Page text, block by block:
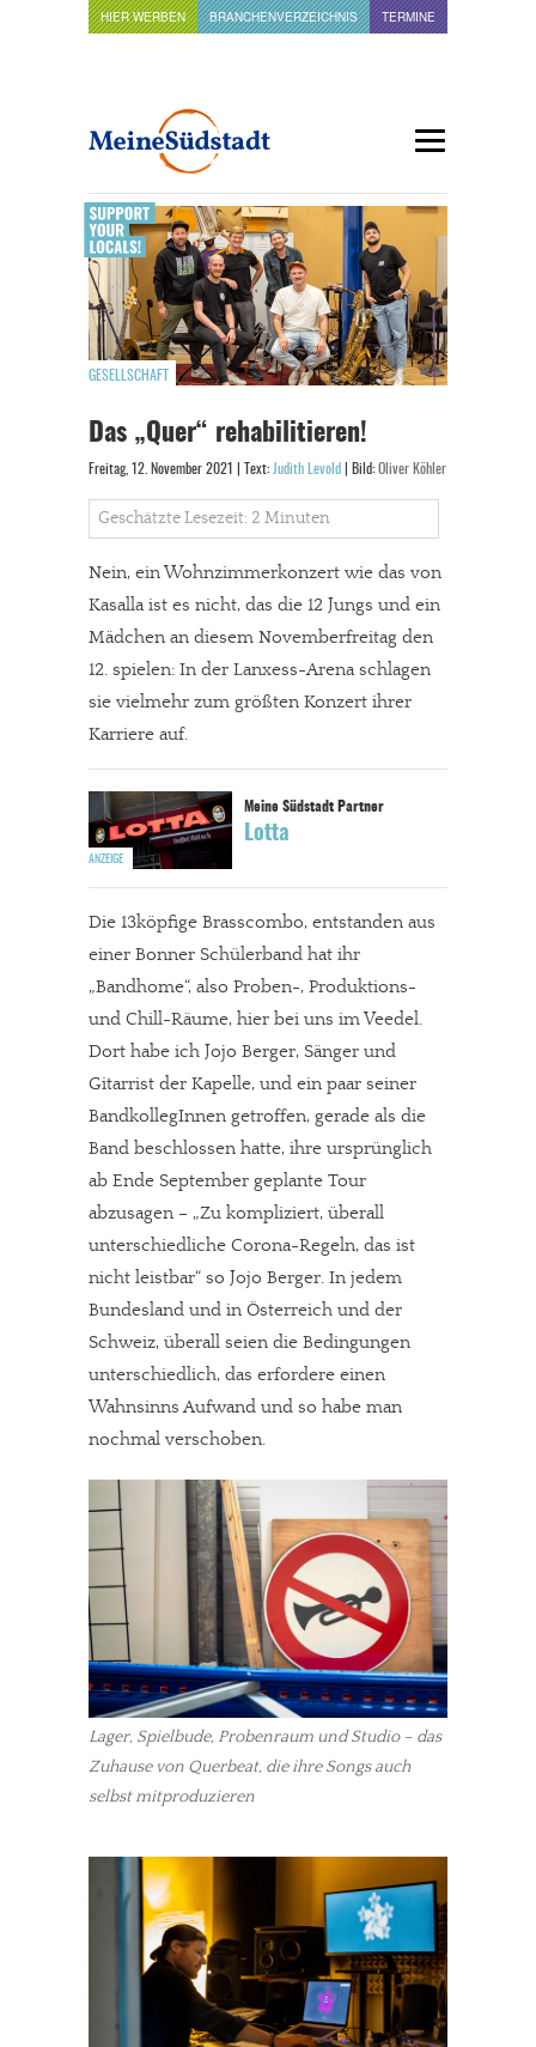
HIER WERBEN BRANCHENVERZEICHNIS TERMINE
GESELLSCHAFT
Das „Quer“ rehabilitieren!
Freitag, 12. November 2021 | Text: Judith Levold | Bild: Oliver Köhler
Geschätzte Lesezeit: 2 Minuten
Nein, ein Wohnzimmerkonzert wie das von
Kasalla ist es nicht, das die 12 Jungs und ein
Mädchen an diesem Novemberfreitag den
12. spielen: In der Lanxess-Arena schlagen
sie vielmehr zum größten Konzert ihrer
Karriere auf.
Lotta
Die 13köpfige Brasscombo, entstanden aus
einer Bonner Schülerband hat ihr
„Bandhome“, also Proben-, Produktions-
und Chill-Räume, hier bei uns im Veedel.
Dort habe ich Jojo Berger, Sänger und
Gitarrist der Kapelle, und ein paar seiner
BandkollegInnen getroffen, gerade als die
Band beschlossen hatte, ihre ursprünglich
ab Ende September geplante Tour
abzusagen – „Zu kompliziert, überall
unterschiedliche Corona-Regeln, das ist
nicht leistbar“ so Jojo Berger. In jedem
Bundesland und in Österreich und der
Schweiz, überall seien die Bedingungen
unterschiedlich, das erfordere einen
Wahnsinns Aufwand und so habe man
nochmal verschoben.
Lager, Spielbude, Probenraum und Studio – das
Zuhause von Querbeat, die ihre Songs auch
selbst mitproduzieren